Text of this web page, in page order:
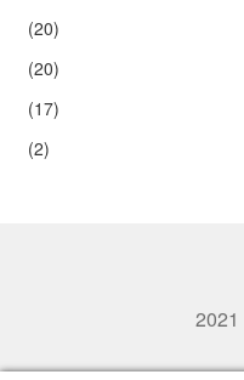
(20)
(20)
(17)
(2)